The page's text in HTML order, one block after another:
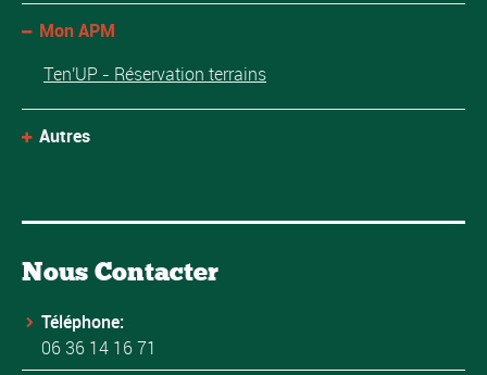
Mon APM
Ten'UP - Réservation terrains
Autres
Nous Contacter
Téléphone:
06 36 14 16 71